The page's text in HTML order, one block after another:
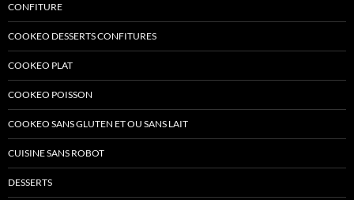
CONFITURE
COOKEO DESSERTS CONFITURES
COOKEO PLAT
COOKEO POISSON
COOKEO SANS GLUTEN ET OU SANS LAIT
CUISINE SANS ROBOT
DESSERTS